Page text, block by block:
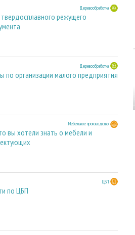
Деревообработка
режущего
Деревообработка
по организации малого предприятия
Мебельное производство
вы хотели знать о мебели и
ЦБП
по ЦБП